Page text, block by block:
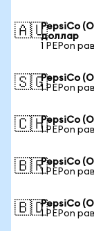
🇦🇺PepsiCo
доллар
1 PEPon
🇸🇬PepsiCo
1 PEPon
🇨🇭PepsiCo
1 PEPon
🇧🇷PepsiCo
1 PEPon
🇧🇩PepsiCo
1 PEPon